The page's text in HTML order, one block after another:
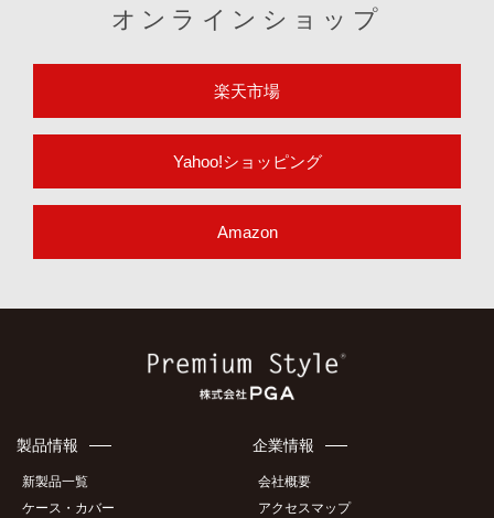
オンラインショップ
楽天市場
Yahoo!ショッピング
Amazon
製品情報
新製品一覧
ケース・カバー
企業情報
会社概要
アクセスマップ